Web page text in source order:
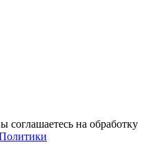
соглашаетесь на обработку